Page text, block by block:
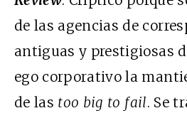
de las agencias de
antiguas y prestigiosas
ego corporativo la
de las too big to fail. Se